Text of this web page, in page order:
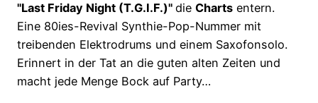
"Last Friday Night (T.G.I.F.)" die Charts entern.
Eine 80ies-Revival Synthie-Pop-Nummer mit
treibenden Elektrodrums und einem Saxofonsolo.
Erinnert in der Tat an die guten alten Zeiten und
macht jede Menge Bock auf Party…